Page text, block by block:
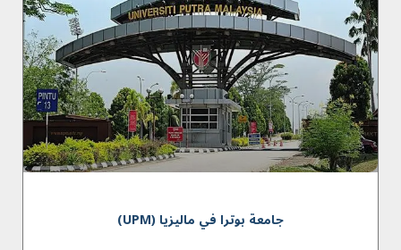
جامعة بوترا في ماليزيا (UPM)